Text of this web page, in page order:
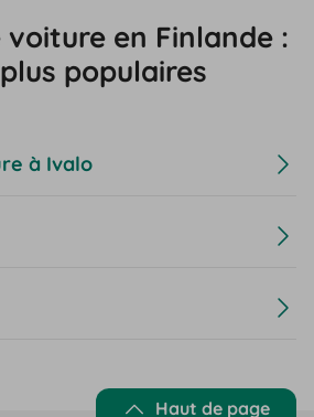
en Finlande :
populaires
à Ivalo
Haut de page